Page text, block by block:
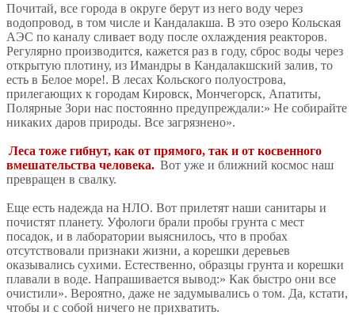
Почитай, все города в округе берут из него воду через
водопровод, в том числе и Кандалакша. В это озеро Кольская
АЭС по каналу сливает воду после охлаждения реакторов.
Регулярно производится, кажется раз в году, сброс воды через
открытую плотину, из Имандры в Кандалакшский залив, то
есть в Белое море!. В лесах Кольского полуострова,
прилегающих к городам Кировск, Мончегорск, Апатиты,
Полярные Зори нас постоянно предупреждали:» Не собирайте
никаких даров природы. Все загрязнено».
Леса тоже гибнут, как от прямого, так и от косвенного
вмешательства человека. Вот уже и ближний космос наш
превращен в свалку.
Еще есть надежда на НЛО. Вот прилетят наши санитары и
почистят планету. Уфологи брали пробы грунта с мест
посадок, и в лаборатории выяснилось, что в пробах
отсутствовали признаки жизни, а корешки деревьев
оказывались сухими. Естественно, образцы грунта и корешки
плавали в воде. Напрашивается вывод:» Как быстро они все
очистили». Вероятно, даже не задумывались о том. Да, кстати,
чтобы и с собой ничего не прихватить.